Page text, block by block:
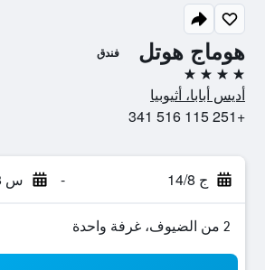
هوماج هوتل فندق
4 نجوم
أديس أبابا، أثيوبيا
+251 115 516 341
ج 14/8 - س 15/8
2 من الضيوف، غرفة واحدة